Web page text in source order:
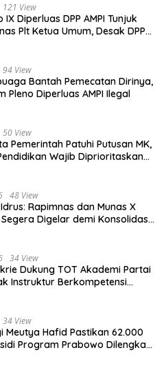
121 View
IX Diperluas DPP AMPI Tunjuk
Plt Ketua Umum, Desak DPP
94 View
Bantah Pemecatan Dirinya,
Pleno Diperluas AMPI Ilegal
50 View
Pemerintah Patuhi Putusan MK,
Wajib Diprioritaskan
48 View
Rapimnas dan Munas X
Segera Digelar demi Konsolidasi
34 View
Dukung TOT Akademi Partai
Instruktur Berkompetensi
34 View
Meutya Hafid Pastikan 62.000
Program Prabowo Dilengkapi